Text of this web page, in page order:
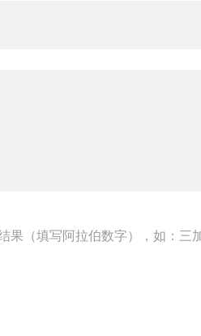
果（填写阿拉伯数字），如：三